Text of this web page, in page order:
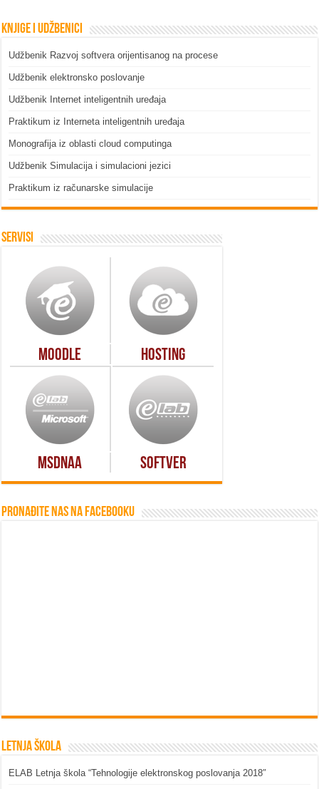
Knjige i udžbenici
Udžbenik Razvoj softvera orijentisanog na procese
Udžbenik elektronsko poslovanje
Udžbenik Internet inteligentnih uređaja
Praktikum iz Interneta inteligentnih uređaja
Monografija iz oblasti cloud computinga
Udžbenik Simulacija i simulacioni jezici
Praktikum iz računarske simulacije
Servisi
Moodle Hosting
MSDNAA Softver
Pronađite nas na Facebooku
Letnja škola
ELAB Letnja škola “Tehnologije elektronskog poslovanja 2018″